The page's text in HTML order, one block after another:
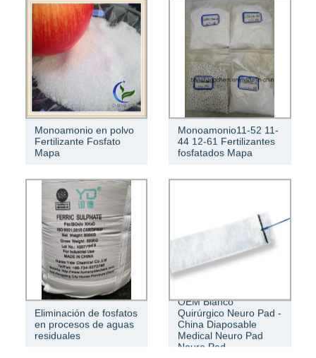
Monoamonio en polvo
Fertilizante Fosfato
Mapa
Monoamonio11-52 11-
44 12-61 Fertilizantes
fosfatados Mapa
Eliminación de fosfatos
en procesos de aguas
residuales
OEM Blanco
Quirúrgico Neuro Pad -
China Diaposable
Medical Neuro Pad
Neuro Pad